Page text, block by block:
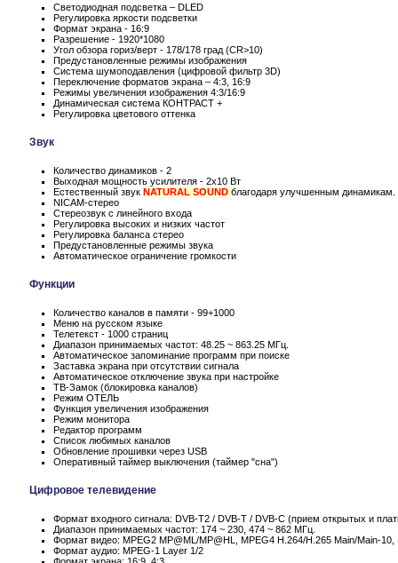
Светодиодная подсветка – DLED
Регулировка яркости подсветки
Формат экрана - 16:9
Разрешение - 1920*1080
Угол обзора гориз/верт - 178/178 град (CR>10)
Предустановленные режимы изображения
Система шумоподавления (цифровой фильтр 3D)
Переключение форматов экрана – 4:3, 16:9
Режимы увеличения изображения 4:3/16:9
Динамическая система КОНТРАСТ +
Регулировка цветового оттенка
Звук
Количество динамиков - 2
Выходная мощность усилителя - 2x10 Вт
Естественный звук NATURAL SOUND благодаря улучшенным динамикам.
NICAM-стерео
Стереозвук с линейного входа
Регулировка высоких и низких частот
Регулировка баланса стерео
Предустановленные режимы звука
Автоматическое ограничение громкости
Функции
Количество каналов в памяти - 99+1000
Меню на русском языке
Телетекст - 1000 страниц
Диапазон принимаемых частот: 48.25 ~ 863.25 МГц.
Автоматическое запоминание программ при поиске
Заставка экрана при отсутствии сигнала
Автоматическое отключение звука при настройке
ТВ-Замок (блокировка каналов)
Режим ОТЕЛЬ
Функция увеличения изображения
Режим монитора
Редактор программ
Список любимых каналов
Обновление прошивки через USB
Оперативный таймер выключения (таймер "сна")
Цифровое телевидение
Формат входного сигнала: DVB-T2 / DVB-T / DVB-C (прием открытых и
Диапазон принимаемых частот: 174 ~ 230, 474 ~ 862 МГц.
Формат видео: MPEG2 MP@ML/MP@HL, MPEG4 H.264/H.265 Main/Main-10,
Формат аудио: MPEG-1 Layer 1/2
Формат экрана: 16:9, 4:3